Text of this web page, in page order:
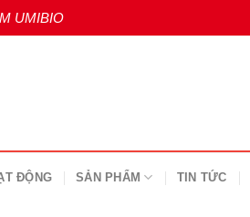
UMIBIO
ĐỘNG SẢN PHẨM TIN TỨC